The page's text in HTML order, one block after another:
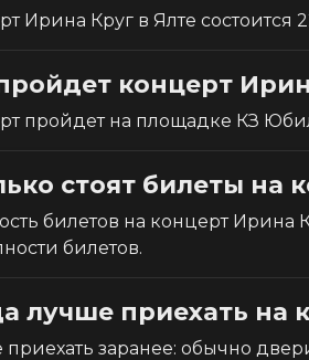
Ирина Круг в Ялте состоится
концерт
пройдет на площадке КЗ
стоят билеты на
билетов на концерт Ирина
билетов.
лучше приехать на
заранее: обычно